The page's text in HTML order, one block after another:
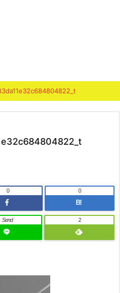
0
B!
0
Send 2